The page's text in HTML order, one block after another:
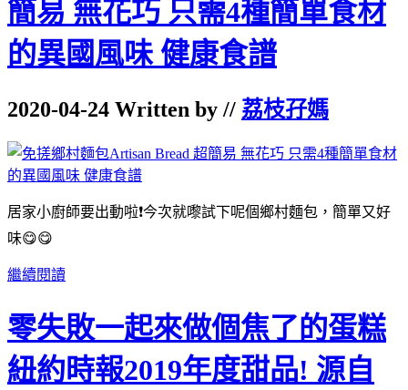
簡易 無花巧 只需4種簡單食材
的異國風味 健康食譜
2020-04-24 Written by // 荔枝孖媽
居家小廚師要出動啦❗️今次就嚟試下呢個鄉村麵包，簡單又好
味😋😋
繼續閱讀
零失敗一起來做個焦了的蛋糕
紐約時報2019年度甜品! 源自